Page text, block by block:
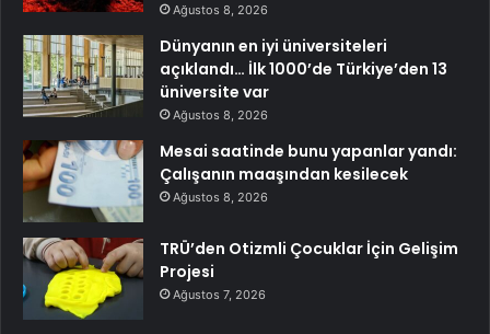
Ağustos 8, 2026
Dünyanın en iyi üniversiteleri
açıklandı… İlk 1000’de Türkiye’den 13
üniversite var
Ağustos 8, 2026
Mesai saatinde bunu yapanlar yandı:
Çalışanın maaşından kesilecek
Ağustos 8, 2026
TRÜ’den Otizmli Çocuklar İçin Gelişim
Projesi
Ağustos 7, 2026